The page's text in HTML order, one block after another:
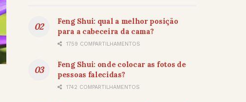
Feng Shui: qual a melhor posição
para a cabeceira da cama?
1759 COMPARTILHAMENTOS
Feng Shui: onde colocar as fotos de
pessoas falecidas?
1742 COMPARTILHAMENTOS